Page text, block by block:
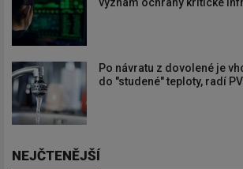
Po návratu z dovolené je
do "studené" teploty, radí
NEJČTENĚJŠÍ